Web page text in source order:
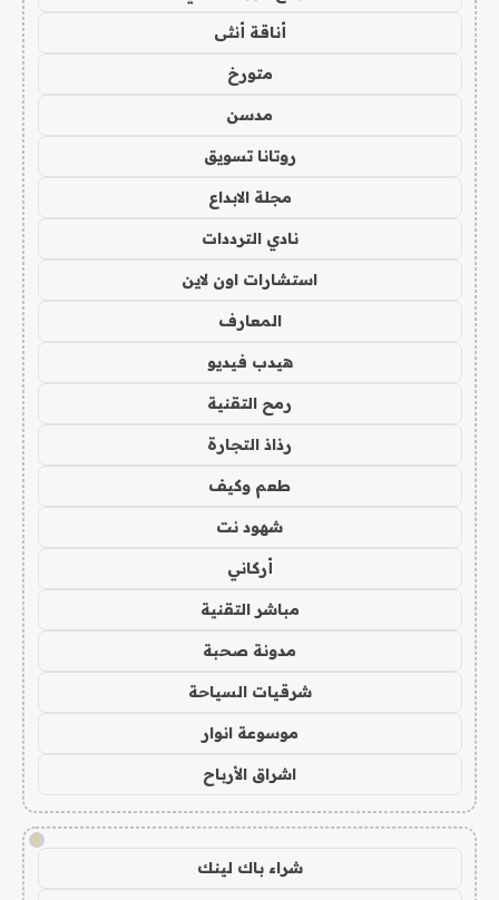
أناقة أنثى
متورخ
مدسن
روتانا تسويق
مجلة الابداع
نادي الترددات
استشارات اون لاين
المعارف
هيدب فيديو
رمح التقنية
رذاذ التجارة
طعم وكيف
شهود نت
أركاني
مباشر التقنية
مدونة صحبة
شرقيات السياحة
موسوعة انوار
اشراق الأرباح
!
شراء باك لينك